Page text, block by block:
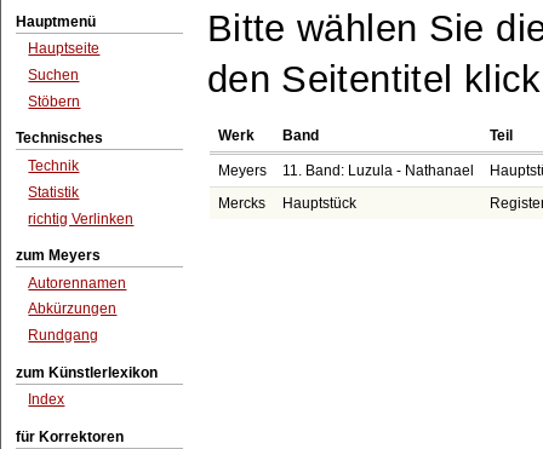
Hauptmenü
Hauptseite
Suchen
Stöbern
Technisches
Technik
Statistik
richtig Verlinken
zum Meyers
Autorennamen
Abkürzungen
Rundgang
zum Künstlerlexikon
Index
für Korrektoren
Bitte wählen Sie
den Seitentitel
Werk Band Teil
Meyers 11. Band: Luzula - Nathanael
Mercks
Hauptstück